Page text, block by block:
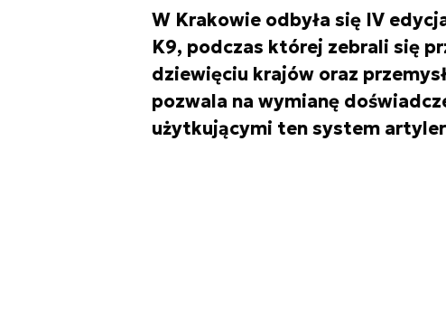
W Krakowie odbyła się IV
K9, podczas której zebrali się
dziewięciu krajów oraz
pozwala na wymianę
użytkującymi ten system